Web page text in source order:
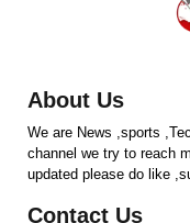
About Us
We are News ,sports
channel we try to reach
updated please do like
Contact Us